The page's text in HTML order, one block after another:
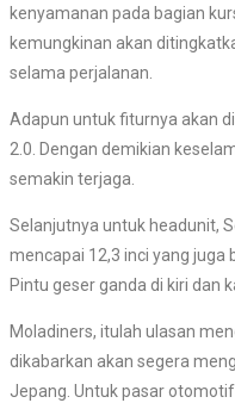
kenyamanan pada bagian
kemungkinan akan
selama perjalanan.
Adapun untuk fiturnya akan
2.0. Dengan demikian
semakin terjaga.
Selanjutnya untuk headunit,
mencapai 12,3 inci yang juga
Pintu geser ganda di kiri dan
Moladiners, itulah ulasan
dikabarkan akan segera
Jepang. Untuk pasar